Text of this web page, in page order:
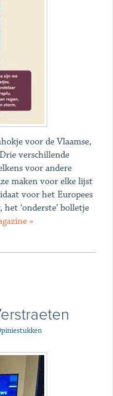
voor de Vlaamse,
verschillende
voor andere
maken voor elke lijst
voor het Europees
‘onderste’ bolletje
»